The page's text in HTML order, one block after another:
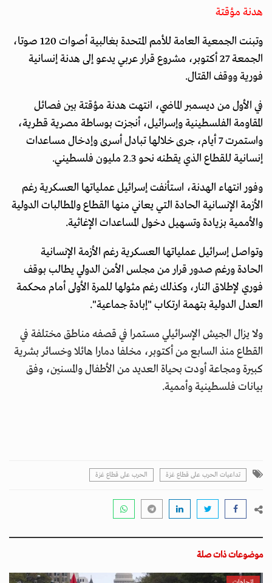
هدنة مؤقتة
وتبنت الجمعية العامة للأمم المتحدة بغالبية أصوات 120 صوتا،
الجمعة 27 أكتوبر، مشروع قرار عربي يدعو إلى هدنة إنسانية
فورية ووقف القتال.
في الأول من ديسمبر الماضي، انتهت هدنة مؤقتة بين فصائل
المقاومة الفلسطينية وإسرائيل، أنجزت بوساطة مصرية قطرية،
واستمرت 7 أيام، جرى خلالها تبادل أسرى وإدخال مساعدات
إنسانية للقطاع الذي يقطنه نحو 2.3 مليون فلسطيني.
وفور انتهاء الهدنة، استأنفت إسرائيل عملياتها العسكرية رغم
الأزمة الإنسانية الحادة التي يعاني منها القطاع والمطالبات الدولية
والأممية بزيادة وتسهيل دخول المساعدات الإغاثية.
وتواصل إسرائيل عملياتها العسكرية رغم الأزمة الإنسانية
الحادة ورغم صدور قرار من مجلس الأمن الدولي يطالب بوقف
فوري لإطلاق النار، وكذلك رغم مثولها للمرة الأولى أمام محكمة
العدل الدولية بتهمة ارتكاب "إبادة جماعية".
ولا يزال الجيش الإسرائيلي مستمرا في قصفه مناطق مختلفة في
القطاع منذ السابع من أكتوبر، مخلفا دمارا هائلا وخسائر بشرية
كبيرة ومجاعة أودت بحياة العديد من الأطفال والمسنين، وفق
بيانات فلسطينية وأممية.
تداعيات الحرب على قطاع غزة الحرب على قطاع غزة
موضوعات ذات صلة